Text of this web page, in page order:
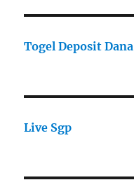
Togel Deposit Dana
Live Sgp